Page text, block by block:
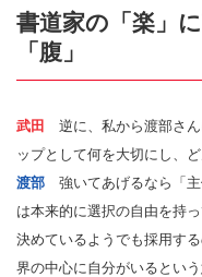
書道家の「楽」
「腹」
武田
逆に、私から渡部さん
ップとして何を大切にし、
渡部 強いてあげるなら「主
は本来的に選択の自由を持
決めているようでも採用す
界の中心に自分がいるとい